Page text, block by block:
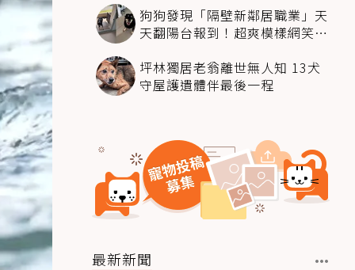
狗狗發現「隔壁新鄰居職業」天
天翻陽台報到！超爽模樣網笑
坪林獨居老翁離世無人知 13犬
守屋護遺體伴最後一程
最新新聞